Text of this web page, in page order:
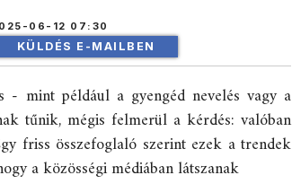
06-12 07:30
KÜLDÉS E-MAILBEN
mint például a gyengéd nevelés vagy a
tűnik, mégis felmerül a kérdés: valóban
friss összefoglaló szerint ezek a trendek
a közösségi médiában látszanak